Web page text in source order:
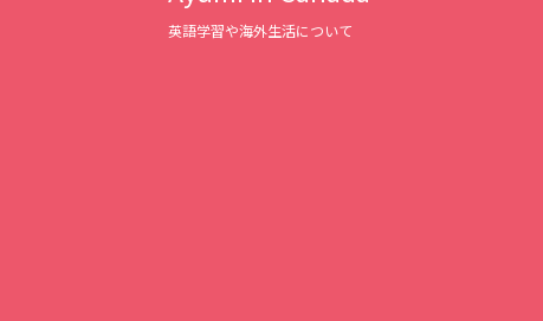
英語学習や海外生活について